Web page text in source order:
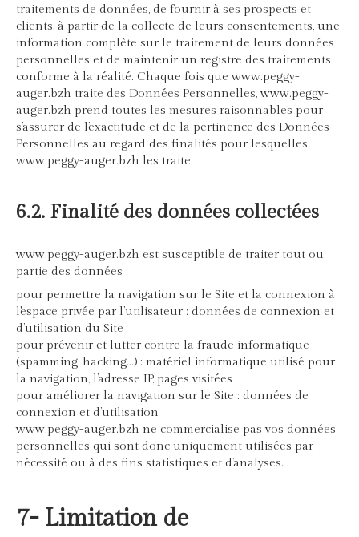
traitements de données, de fournir à ses prospects et
clients, à partir de la collecte de leurs consentements, une
information complète sur le traitement de leurs données
personnelles et de maintenir un registre des traitements
conforme à la réalité. Chaque fois que www.peggy-
auger.bzh traite des Données Personnelles, www.peggy-
auger.bzh prend toutes les mesures raisonnables pour
s’assurer de l’exactitude et de la pertinence des Données
Personnelles au regard des finalités pour lesquelles
www.peggy-auger.bzh les traite.
6.2. Finalité des données collectées
www.peggy-auger.bzh est susceptible de traiter tout ou
partie des données :
pour permettre la navigation sur le Site et la connexion à
l'espace privée par l’utilisateur : données de connexion et
d’utilisation du Site
pour prévenir et lutter contre la fraude informatique
(spamming, hacking…) : matériel informatique utilisé pour
la navigation, l’adresse IP, pages visitées
pour améliorer la navigation sur le Site : données de
connexion et d’utilisation
www.peggy-auger.bzh ne commercialise pas vos données
personnelles qui sont donc uniquement utilisées par
nécessité ou à des fins statistiques et d’analyses.
7- Limitation de